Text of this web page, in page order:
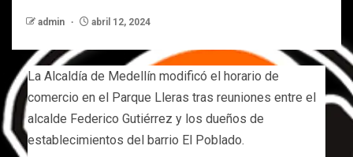
admin abril 12, 2024
La Alcaldía de Medellín modificó el horario de
comercio en el Parque Lleras tras reuniones entre el
alcalde Federico Gutiérrez y los dueños de
establecimientos del barrio El Poblado.